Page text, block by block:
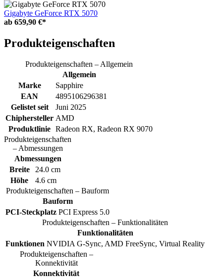
Gigabyte GeForce RTX 5070
ab 659,90 €*
Produkteigenschaften
Produkteigenschaften – Allgemein
Allgemein
Marke
Sapphire
EAN
4895106296381
Gelistet seit
Juni 2025
Chiphersteller AMD
Produktlinie Radeon RX, Radeon RX 9070
Produkteigenschaften
– Abmessungen
Abmessungen
Breite
24.0 cm
Höhe
4.6 cm
Produkteigenschaften – Bauform
Bauform
PCI-Steckplatz PCI Express 5.0
Produkteigenschaften – Funktionalitäten
Funktionalitäten
Funktionen NVIDIA G-Sync, AMD FreeSync, Virtual Reality
Produkteigenschaften –
Konnektivität
Konnektivität